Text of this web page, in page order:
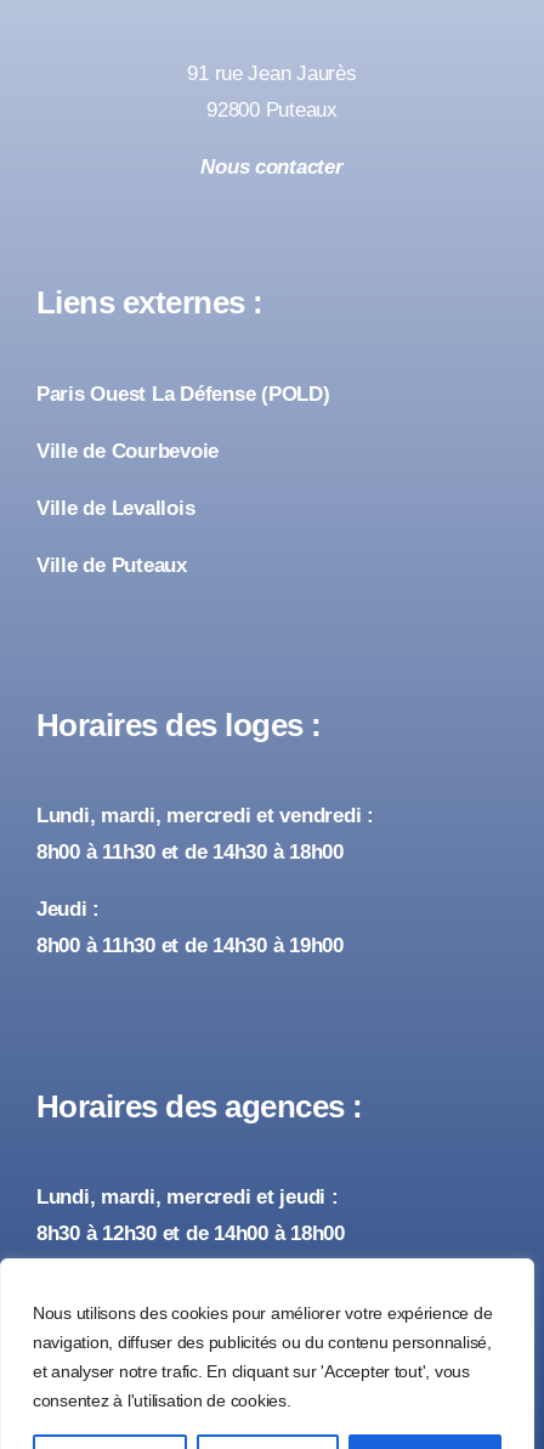
Nous utilisons des cookies pour améliorer votre expérience de
navigation, diffuser des publicités ou du contenu personnalisé,
et analyser notre trafic. En cliquant sur 'Accepter tout', vous
consentez à l'utilisation de cookies.
91 rue Jean Jaurès
92800 Puteaux
Nous contacter
Liens externes :
Paris Ouest La Défense (POLD)
Ville de Courbevoie
Ville de Levallois
Ville de Puteaux
Horaires des loges :
Lundi, mardi, mercredi et vendredi :
8h00 à 11h30 et de 14h30 à 18h00
Jeudi :
8h00 à 11h30 et de 14h30 à 19h00
Horaires des agences :
Lundi, mardi, mercredi et jeudi :
8h30 à 12h30 et de 14h00 à 18h00
8h30 à 12h30 et de 14h00 à 17h00
© 2026 • Tous droits réservés •Mentions Légales